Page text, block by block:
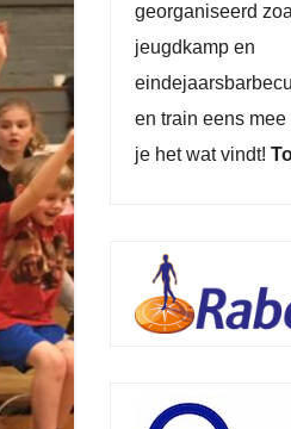
georganiseerd
jeugdkamp en
en train eens
je het wat vindt!